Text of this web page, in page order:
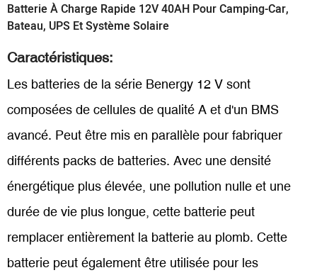
Batterie À Charge Rapide 12V 40AH Pour Camping-Car,
Bateau, UPS Et Système Solaire
Caractéristiques:
Les batteries de la série Benergy 12 V sont
composées de cellules de qualité A et d'un BMS
avancé. Peut être mis en parallèle pour fabriquer
différents packs de batteries. Avec une densité
énergétique plus élevée, une pollution nulle et une
durée de vie plus longue, cette batterie peut
remplacer entièrement la batterie au plomb. Cette
batterie peut également être utilisée pour les